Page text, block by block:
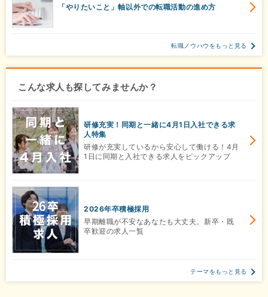
「やりたいこと」軸以外での転職活動の進め方
転職ノウハウをもっと見る
こんな求人も探してみませんか？
研修充実！同期と一緒に4月1日入社できる求
人特集
研修が充実しているから安心して働ける！4月
1日に同期と入社できる求人をピックアップ
2026年卒積極採用
早期離職が不安なあなたも大丈夫。新卒・既
卒歓迎の求人一覧
テーマをもっと見る